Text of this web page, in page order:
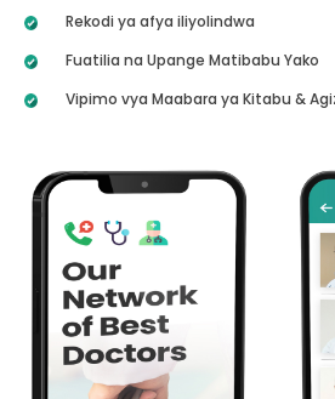
Rekodi ya afya iliyolindwa
Fuatilia na Upange Matibabu Yako
Vipimo vya Maabara ya Kitabu &